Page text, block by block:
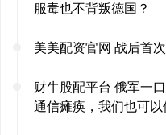
服毒也不背叛德国？
美美配资官网 战后首
财牛股配平台 俄军一
通信瘫痪，我们也可